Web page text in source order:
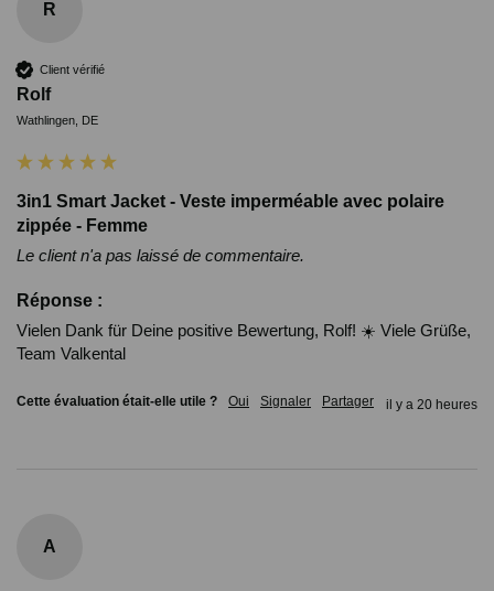
R
Client vérifié
Rolf
Wathlingen, DE
3in1 Smart Jacket - Veste imperméable avec polaire
zippée - Femme
Le client n'a pas laissé de commentaire.
Réponse :
Vielen Dank für Deine positive Bewertung, Rolf! ☀️ Viele Grüße,
Team Valkental
Cette évaluation était-elle utile ? Oui Signaler Partager il y a 20 heures
A